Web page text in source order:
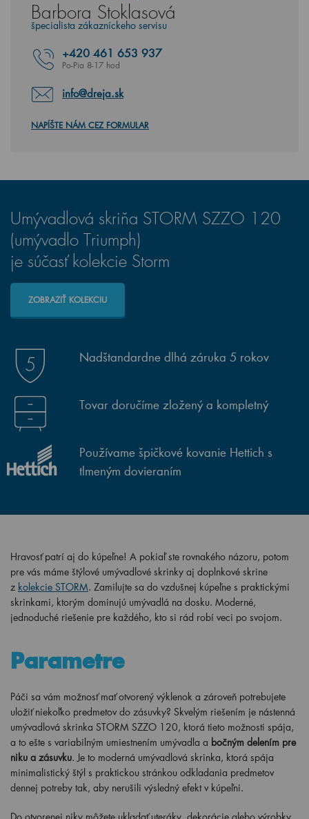
Barbora Stoklasová
špecialista zákazníckeho servisu
+420 461 653 937
Po-Pia 8-17 hod
info@dreja.sk
NAPÍŠTE NÁM CEZ FORMULAR
Umývadlová skriňa STORM SZZO 120
(umývadlo Triumph)
je súčasť kolekcie Storm
ZOBRAZIŤ KOLEKCIU
Nadštandardne dlhá záruka 5 rokov
Tovar doručíme zložený a kompletný
Používame špičkové kovanie Hettich s
tlmeným dovieraním
Hravosť patrí aj do kúpeľne! A pokiaľ ste rovnakého názoru, potom
pre vás máme štýlové umývadlové skrinky aj doplnkové skrine
z kolekcie STORM. Zamilujte sa do vzdušnej kúpeľne s praktickými
skrinkami, ktorým dominujú umývadlá na dosku. Moderné,
jednoduché riešenie pre každého, kto si rád robí veci po svojom.
Parametre
Páči sa vám možnosť mať otvorený výklenok a zároveň potrebujete
uložiť niekoľko predmetov do zásuvky? Skvelým riešením je nástenná
umývadlová skrinka STORM SZZO 120, ktorá tieto možnosti spája,
a to ešte s variabilným umiestnením umývadla a bočným delením pre
niku a zásuvku. Je to moderná umývadlová skrinka, ktorá spája
minimalistický štýl s praktickou stránkou odkladania predmetov
dennej potreby tak, aby nerušili výsledný efekt v kúpeľni.
Do otvorenej niky môžete ukladať uteráky, dekorácie alebo výrobky,